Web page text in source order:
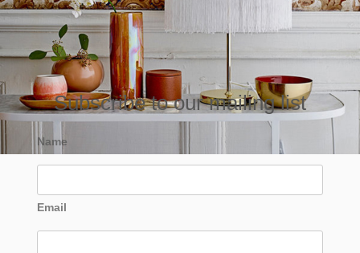
Subscribe to our mailing list
Name
Email